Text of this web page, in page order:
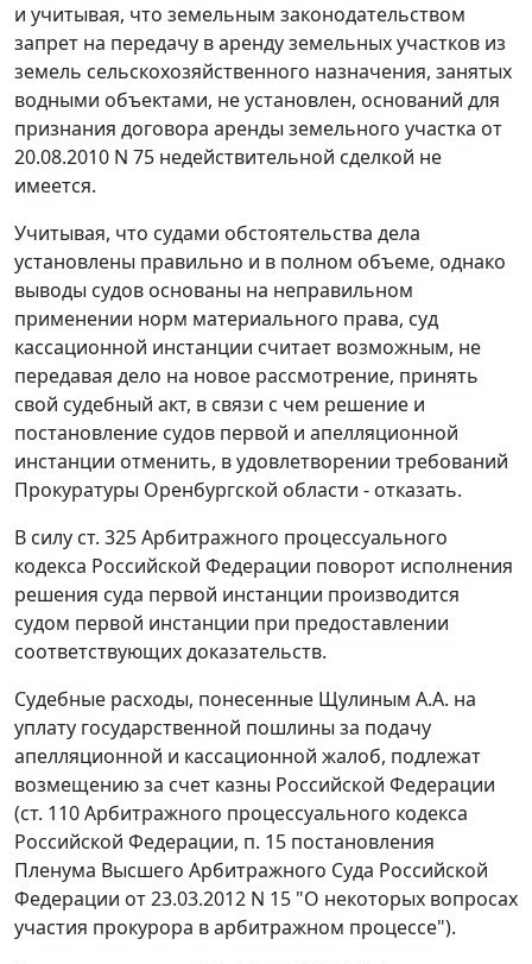
и учитывая, что земельным законодательством
запрет на передачу в аренду земельных участков из
земель сельскохозяйственного назначения, занятых
водными объектами, не установлен, оснований для
признания договора аренды земельного участка от
20.08.2010 N 75 недействительной сделкой не
имеется.
Учитывая, что судами обстоятельства дела
установлены правильно и в полном объеме, однако
выводы судов основаны на неправильном
применении норм материального права, суд
кассационной инстанции считает возможным, не
передавая дело на новое рассмотрение, принять
свой судебный акт, в связи с чем решение и
постановление судов первой и апелляционной
инстанции отменить, в удовлетворении требований
Прокуратуры Оренбургской области - отказать.
В силу ст. 325Арбитражного процессуального
кодекса Российской Федерации поворот исполнения
решения суда первой инстанции производится
судом первой инстанции при предоставлении
соответствующих доказательств.
Судебные расходы, понесенные Щулиным А.А. на
уплату государственной пошлины за подачу
апелляционной и кассационной жалоб, подлежат
возмещению за счет казны Российской Федерации
(ст. 110Арбитражного процессуального кодекса
Российской Федерации, п. 15 постановления
Пленума Высшего Арбитражного Суда Российской
Федерации от 23.03.2012 N 15 "О некоторых вопросах
участия прокурора в арбитражном процессе").